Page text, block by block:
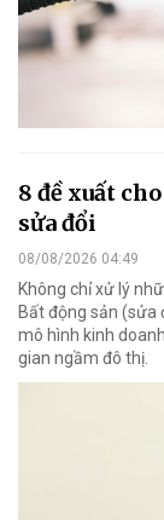
8 đề xuất
sửa đổi
08/08/2026 04:49
Không chỉ xử lý
Bất động sản (sửa
mô hình kinh
gian ngầm đô thị.